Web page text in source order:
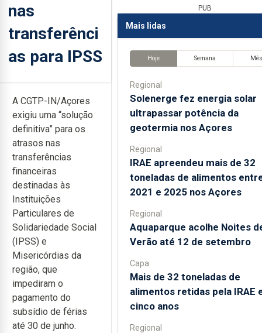
nas
transferênci
as para IPSS
A CGTP-IN/Açores
exigiu uma “solução
definitiva” para os
atrasos nas
transferências
financeiras
destinadas às
Instituições
Particulares de
Solidariedade Social
(IPSS) e
Misericórdias da
região, que
impediram o
pagamento do
subsídio de férias
até 30 de junho.
PUB
Mais lidas
Hoje Semana
Regional
Solenerge fez energia solar
ultrapassar potência da
geotermia nos Açores
Regional
IRAE apreendeu mais de 32
toneladas de alimentos
2021 e 2025 nos Açores
Regional
Aquaparque acolhe Noites
Verão até 12 de setembro
Capa
Mais de 32 toneladas de
alimentos retidas pela IRAE
cinco anos
Regional